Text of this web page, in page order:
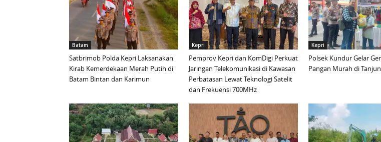
Batam
Satbrimob Polda Kepri Laksanakan
Kirab Kemerdekaan Merah Putih di
Batam Bintan dan Karimun
Kepri
Pemprov Kepri dan KomDigi Perkuat
Jaringan Telekomunikasi di Kawasan
Perbatasan Lewat Teknologi Satelit
dan Frekuensi 700MHz
Kepri
Polsek Kundur Gelar
Pangan Murah di